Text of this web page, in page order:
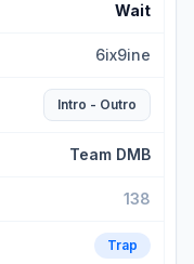
Wait
6ix9ine
Intro - Outro
Team DMB
138
Trap